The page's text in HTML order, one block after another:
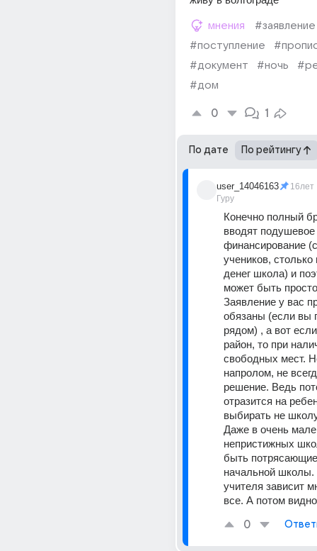
мнения
#заявление
#поступление
#документ
#ночь
#дом
0 1
По дате По рейтингу
user_14046163
Гуру
16лет
Конечно полный
вводят подушевое
финансирование
учеников, столько
денег школа) и
может быть
Заявление у вас
обязаны (если вы
рядом) , а вот
район, то при
свободных мест.
напролом, не
решение. Ведь
отразится на
выбирать не
Даже в очень
непристижных
быть
начальной школы.
учителя зависит
все. А потом
0